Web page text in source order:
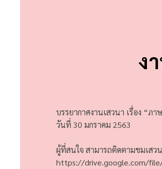
ง
บรรยากาศงานเสวนา เรื่อง “ภ
วันที่ 30 มกราคม 2563
ผู้ที่สนใจ สามารถติดตามชมเสว
https://drive.google.com/file/